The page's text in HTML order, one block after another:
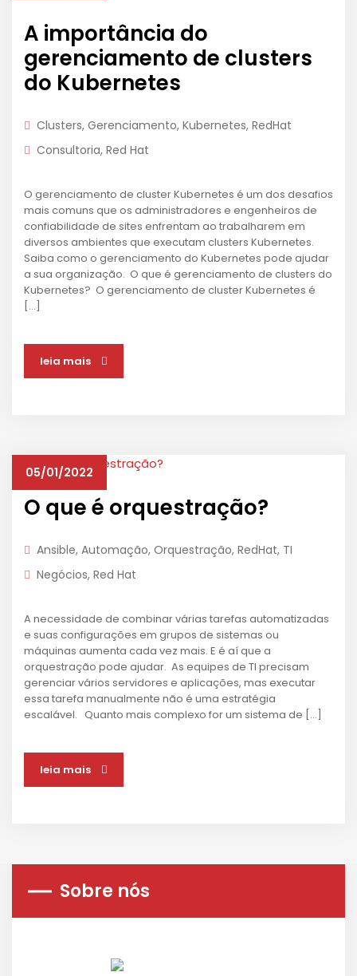
A importância do
gerenciamento de clusters
do Kubernetes
Clusters, Gerenciamento, Kubernetes, RedHat
Consultoria, Red Hat
O gerenciamento de cluster Kubernetes é um dos desafios
mais comuns que os administradores e engenheiros de
confiabilidade de sites enfrentam ao trabalharem em
diversos ambientes que executam clusters Kubernetes.
Saiba como o gerenciamento do Kubernetes pode ajudar
a sua organização. O que é gerenciamento de clusters do
Kubernetes? O gerenciamento de cluster Kubernetes é
[…]
leia mais
05/01/2022
O que é orquestração?
Ansible, Automação, Orquestração, RedHat, TI
Negócios, Red Hat
A necessidade de combinar várias tarefas automatizadas
e suas configurações em grupos de sistemas ou
máquinas aumenta cada vez mais. E é aí que a
orquestração pode ajudar. As equipes de TI precisam
gerenciar vários servidores e aplicações, mas executar
essa tarefa manualmente não é uma estratégia
escalável. Quanto mais complexo for um sistema de […]
leia mais
Sobre nós